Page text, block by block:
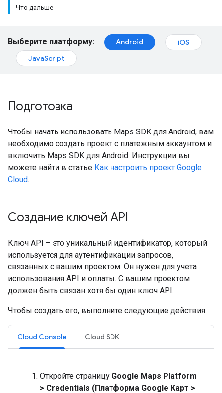
Что дальше
Выберите платформу: Android
iOS
JavaScript
Подготовка
Чтобы начать использовать Maps SDK для Android, вам
необходимо создать проект с платежным аккаунтом и
включить Maps SDK для Android. Инструкции вы
можете найти в статье Как настроить проект Google
Cloud.
Создание ключей API
Ключ API – это уникальный идентификатор, который
используется для аутентификации запросов,
связанных с вашим проектом. Он нужен для учета
использования API и оплаты. С вашим проектом
должен быть связан хотя бы один ключ API.
Чтобы создать его, выполните следующие действия:
Cloud Console Cloud SDK
Откройте страницу Google Maps Platform
> Credentials (Платформа Google Карт >